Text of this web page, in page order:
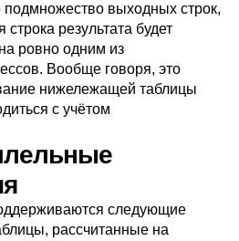
подмножество выходных строк,
результата будет
ровно одним из
Вообще говоря, это
нижележащей таблицы
с учётом
следующие
рассчитанные на